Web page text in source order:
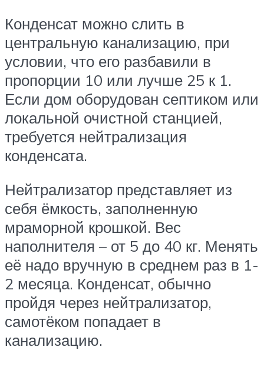
Конденсат можно слить в
центральную канализацию, при
условии, что его разбавили в
пропорции 10 или лучше 25 к 1.
Если дом оборудован септиком или
локальной очистной станцией,
требуется нейтрализация
конденсата.
Нейтрализатор представляет из
себя ёмкость, заполненную
мраморной крошкой. Вес
наполнителя – от 5 до 40 кг. Менять
её надо вручную в среднем раз в 1-
2 месяца. Конденсат, обычно
пройдя через нейтрализатор,
самотёком попадает в
канализацию.